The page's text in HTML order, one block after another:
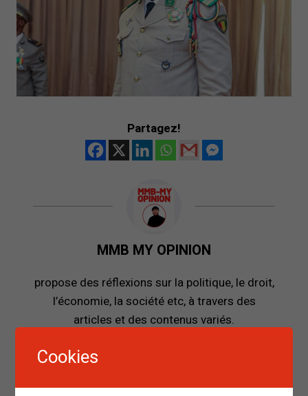
Partagez!
MMB MY OPINION
propose des réflexions sur la politique, le droit,
l’économie, la société etc, à travers des
articles et des contenus variés.
Cookies